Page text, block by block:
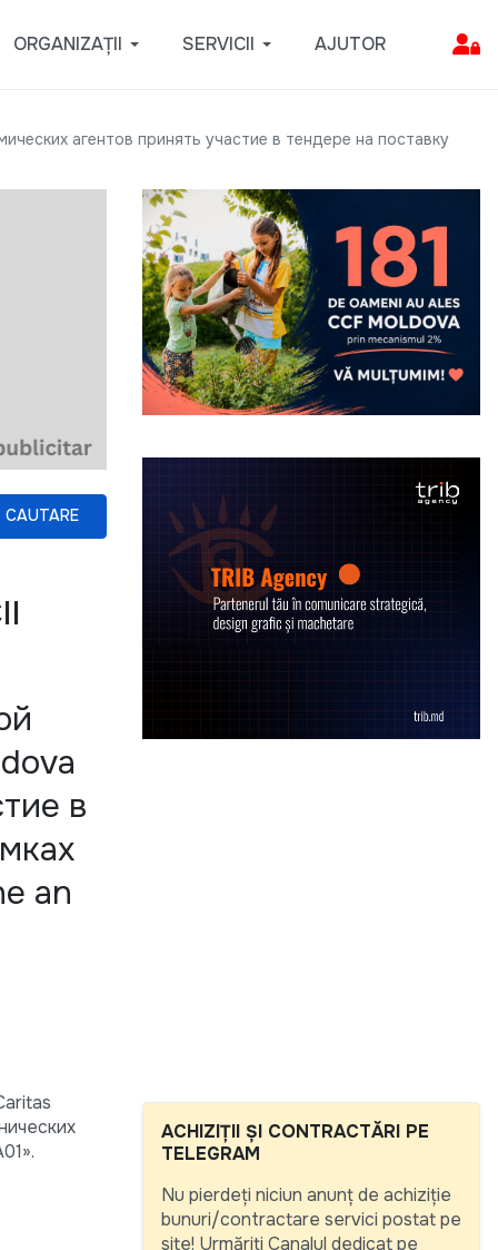
ORGANIZAȚII SERVICII AJUTOR
агентов принять участие в тендере на поставку
CAUTARE
в
an
ACHIZIȚII ȘI CONTRACTĂRI PE
TELEGRAM
Nu pierdeți niciun anunț de achiziție
bunuri/contractare servici postat pe
site! Urmăriți Canalul dedicat pe